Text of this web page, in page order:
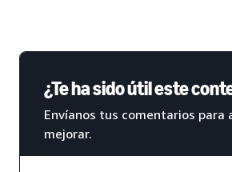
¿Te ha sido útil este
Envíanos tus comentarios para
mejorar.